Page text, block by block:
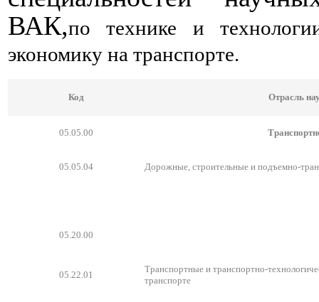
ВАК,по технике и
экономику на транспорте.
Код Отрасль
05.05.00
05.05.04 Дорожные, строительные и подъемно-
05.20.00
05.22.01
Транспортные и транспортно-
транспорте